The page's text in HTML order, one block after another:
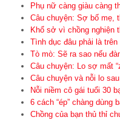
Phụ nữ càng giàu càng
Câu chuyện: Sợ bố mẹ,
Khổ sở vì chồng nghiện
Tình dục đâu phải là trên
Tò mò: Sẽ ra sao nếu
Câu chuyện: Lo sợ mất
Câu chuyện và nỗi lo
Nỗi niềm cô gái tuổi 30
6 cách “ép” chàng dùng
Chồng của bạn thủ thỉ